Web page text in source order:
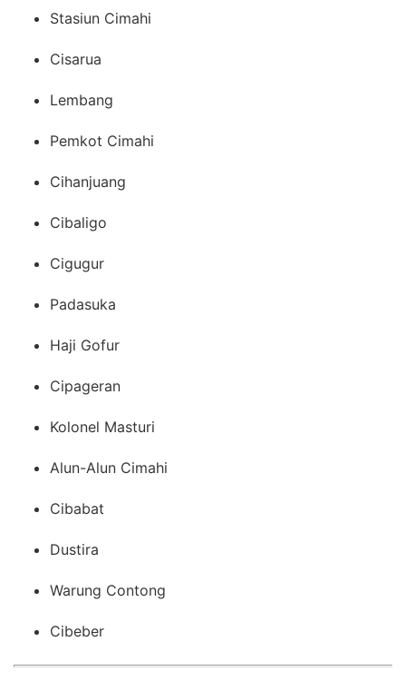
Stasiun Cimahi
Cisarua
Lembang
Pemkot Cimahi
Cihanjuang
Cibaligo
Cigugur
Padasuka
Haji Gofur
Cipageran
Kolonel Masturi
Alun-Alun Cimahi
Cibabat
Dustira
Warung Contong
Cibeber